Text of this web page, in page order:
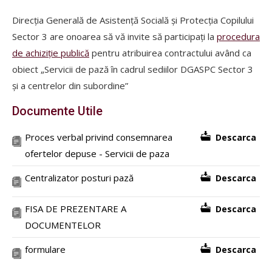
Direcția Generală de Asistență Socială și Protecția Copilului
Sector 3 are onoarea să vă invite să participați la procedura
de achiziție publică pentru atribuirea contractului având ca
obiect „Servicii de pază în cadrul sediilor DGASPC Sector 3
și a centrelor din subordine”
Documente Utile
Proces verbal privind consemnarea
ofertelor depuse - Servicii de paza
Descarca
Centralizator posturi pază Descarca
FISA DE PREZENTARE A
DOCUMENTELOR
Descarca
formulare Descarca